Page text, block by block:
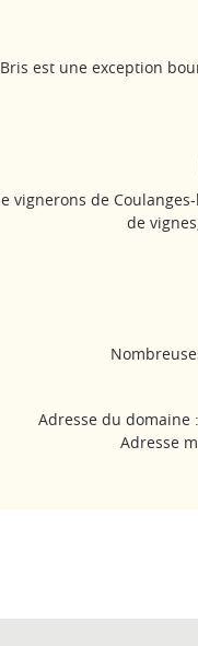
est une exception
vignerons de
de
Adresse du domaine
Adresse